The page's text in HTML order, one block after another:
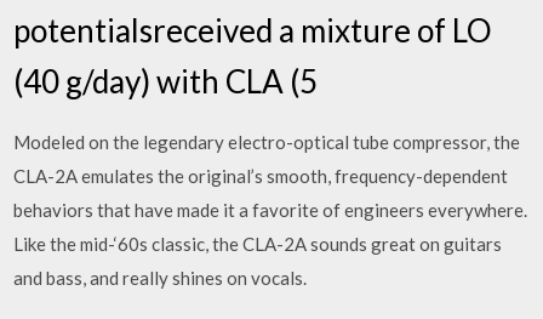
potentialsreceived a mixture of LO
(40 g/day) with CLA (5
Modeled on the legendary electro-optical tube compressor, the
CLA-2A emulates the original’s smooth, frequency-dependent
behaviors that have made it a favorite of engineers everywhere.
Like the mid-‘60s classic, the CLA-2A sounds great on guitars
and bass, and really shines on vocals.